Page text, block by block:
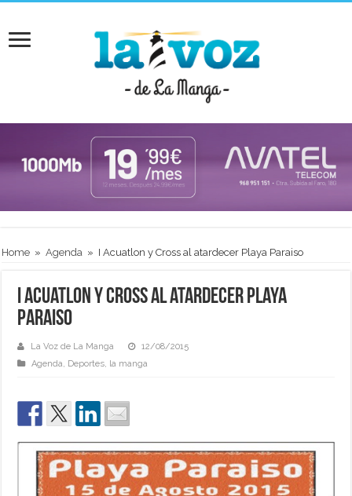
Home » Agenda » I Acuatlon y Cross al atardecer Playa Paraiso
I Acuatlon y Cross al atardecer Playa
Paraiso
La Voz de La Manga
12/08/2015
Agenda, Deportes, la manga